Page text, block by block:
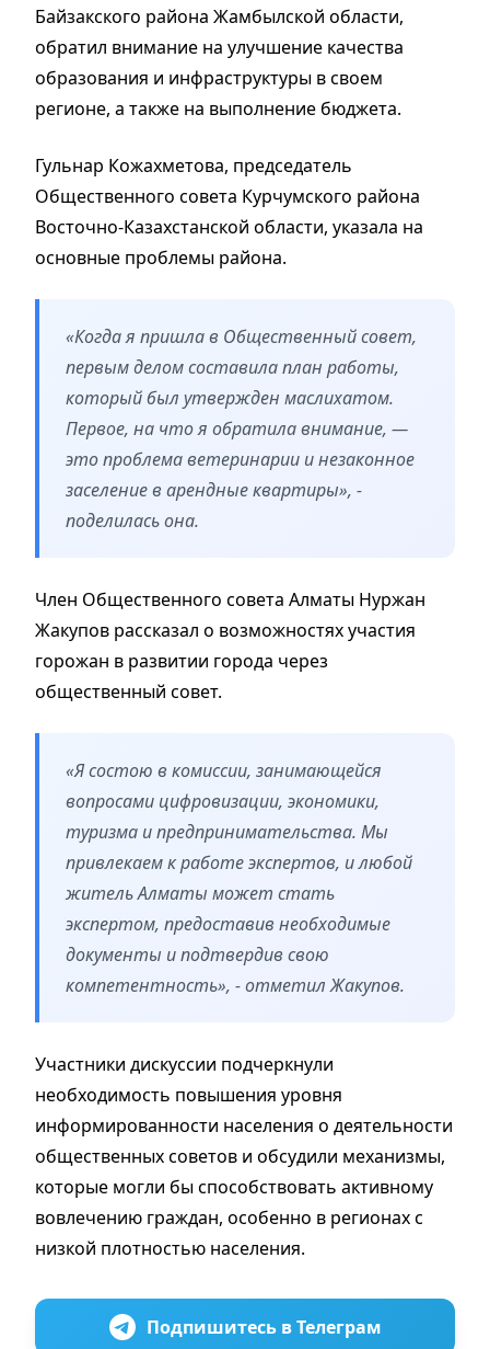
Байзакского района Жамбылской области,
обратил внимание на улучшение качества
образования и инфраструктуры в своем
регионе, а также на выполнение бюджета.
Гульнар Кожахметова, председатель
Общественного совета Курчумского района
Восточно-Казахстанской области, указала на
основные проблемы района.
«Когда я пришла в Общественный совет,
первым делом составила план работы,
который был утвержден маслихатом.
Первое, на что я обратила внимание, —
это проблема ветеринарии и незаконное
заселение в арендные квартиры», -
поделилась она.
Член Общественного совета Алматы Нуржан
Жакупов рассказал о возможностях участия
горожан в развитии города через
общественный совет.
«Я состою в комиссии, занимающейся
вопросами цифровизации, экономики,
туризма и предпринимательства. Мы
привлекаем к работе экспертов, и любой
житель Алматы может стать
экспертом, предоставив необходимые
документы и подтвердив свою
компетентность», - отметил Жакупов.
Участники дискуссии подчеркнули
необходимость повышения уровня
информированности населения о деятельности
общественных советов и обсудили механизмы,
которые могли бы способствовать активному
вовлечению граждан, особенно в регионах с
низкой плотностью населения.
Подпишитесь в Телеграм